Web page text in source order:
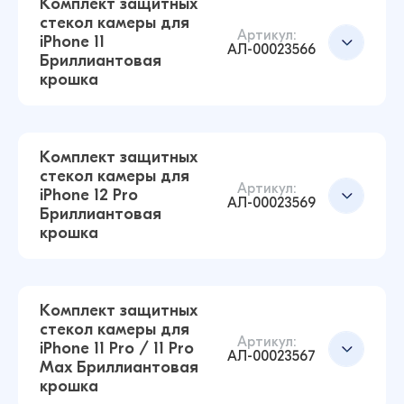
Комплект защитных стекол камеры для
iPhone 13 / 13 Mini Бриллиантовая крошка
(Серебристый)
Добавить в корзину
Комплект защитных
стекол камеры для
iPhone 11
Бриллиантовая
крошка
Артикул:
АЛ-00023566
Комплект защитных стекол камеры для
iPhone 11 Бриллиантовая крошка
(Серебристый)
Комплект защитных
стекол камеры для
iPhone 12 Pro
Бриллиантовая
крошка
Артикул:
АЛ-00023569
Комплект защитных
стекол камеры для
iPhone 11 Pro / 11 Pro
Max Бриллиантовая
крошка
Артикул:
АЛ-00023567